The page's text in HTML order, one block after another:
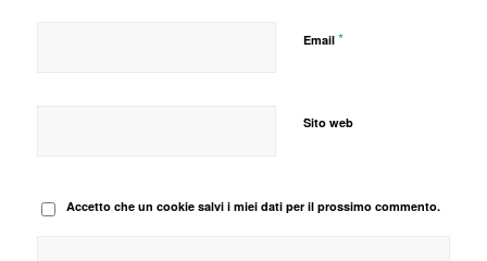
Email *
Sito web
Accetto che un cookie salvi i miei dati per il prossimo commento.